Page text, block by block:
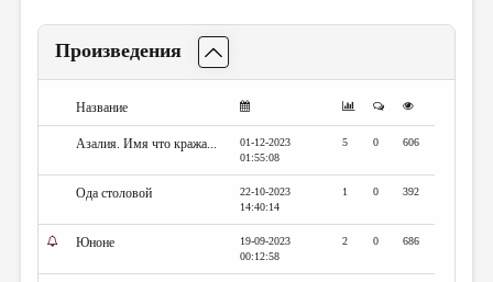
ЦИКЛЫ ПУБЛИКАЦИЙ
МЕДИА
ВКОНТАКТЕ
Произведения
Название
Азалия. Имя что кража...
01-12-2023
01:55:08
5 0 606
Ода столовой
22-10-2023
14:40:14
1 0 392
Юноне
19-09-2023
00:12:58
2 0 686